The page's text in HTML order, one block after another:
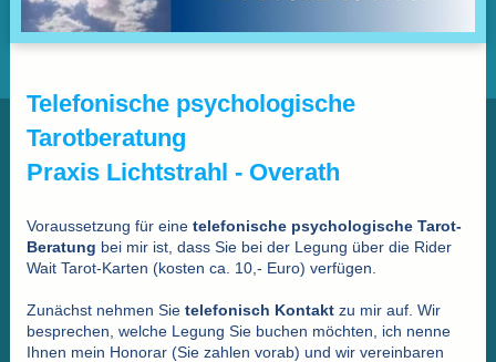
Telefonische psychologische
Tarotberatung
Praxis Lichtstrahl - Overath
Voraussetzung für eine telefonische psychologische Tarot-
Beratung bei mir ist, dass Sie bei der Legung über die Rider
Wait Tarot-Karten (kosten ca. 10,- Euro) verfügen.
Zunächst nehmen Sie telefonisch Kontaktzu mir auf. Wir
besprechen, welche Legung Sie buchen möchten, ich nenne
Ihnen mein Honorar (Sie zahlen vorab) und wir vereinbaren